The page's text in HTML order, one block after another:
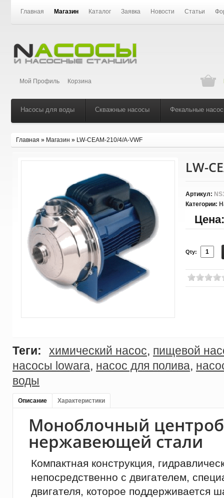
Главная Магазин Каталог Заявка Новости Статьи
Мой Профиль Корзина
Насосы для воды Скважные насосы Фекальные
Главная » Магазин » LW-CEAM-210/4/A-VWF
LW-
Артикул:
Категории:
Цена:
Qty:
Теги: химический насос, пищевой
насосы lowara, насос для полива,
воды
Описание Характеристики
Моноблочный
нержавеющей стали
Компактная конструкция,
непосредственно с двигателем,
двигателя, которое поддерживается